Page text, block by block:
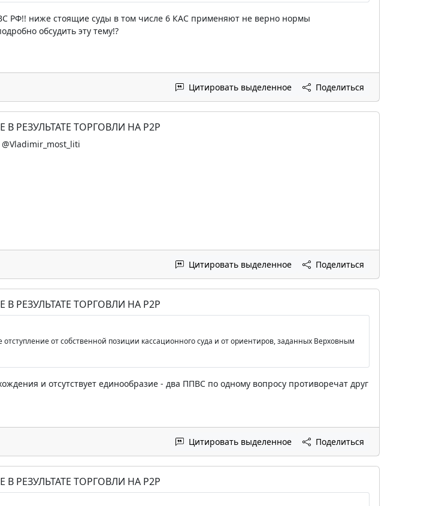
РФ!! ниже стоящие суды в том числе 6 КАС применяют не верно нормы
обсудить эту тему!?
Цитировать выделенное Поделиться
РЕЗУЛЬТАТЕ ТОРГОВЛИ НА P2P
Цитировать выделенное Поделиться
РЕЗУЛЬТАТЕ ТОРГОВЛИ НА P2P
от собственной позиции кассационного суда и от ориентиров, заданных Верховным
и отсутствует единообразие - два ППВС по одному вопросу противоречат друг
Цитировать выделенное Поделиться
РЕЗУЛЬТАТЕ ТОРГОВЛИ НА P2P